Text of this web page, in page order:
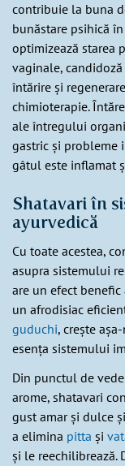
contribuie la buna
bunăstare psihică
optimizează starea
vaginale,
întărire și
chimioterapie.
ale întregului
gastric și probleme
gâtul este inflamat
Shatavari în
ayurvedică
Cu toate acestea,
asupra sistemului
are un efect
un afrodisiac
guduchi, crește
esența sistemului
Din punctul de
arome, shatavari
gust amar și dulce
a elimina pitta și
și le reechilibrează.